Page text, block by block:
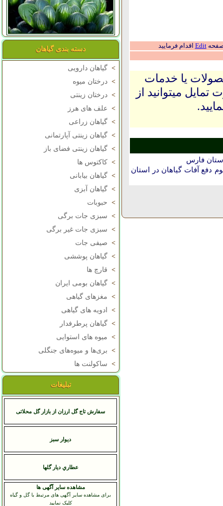
دسته بندی گیاهان
> گیاهان دارویی
> درختان میوه
> درختان زینتی
> علف های هرز
> گیاهان زراعی
> گیاهان زینتی آپارتمانی
> گیاهان زینتی فضای باز
> کاکتوس ها
> گیاهان بیابانی
> گیاهان آبزی
> حبوبات
> سبزی جات برگی
> سبزی جات غیر برگی
> صیفی جات
> گیاهان پوششی
> قارچ ها
> گیاهان بومی ایران
> مغزهای گیاهی
>
ادویه های گیاهی
> گیاهان پرطرفدار
> میوه های استوایی
> بری‌ها و میوه‌های جنگلی
> ساکولنت ها
تبلیغات
سفارش تاج گل ارزان از بازار گل محلاتی
دیوار سبز
عطاري ديار گلها
مشاهده سایر آگهی ها
برای مشاهده سایر آگهی های مرتبط با گل و گیاه
کلیک نمایید
صفحهEdit اقدام فرمایید
یا خدمات
میتوانید از
فارس
آفات گیاهان در استان